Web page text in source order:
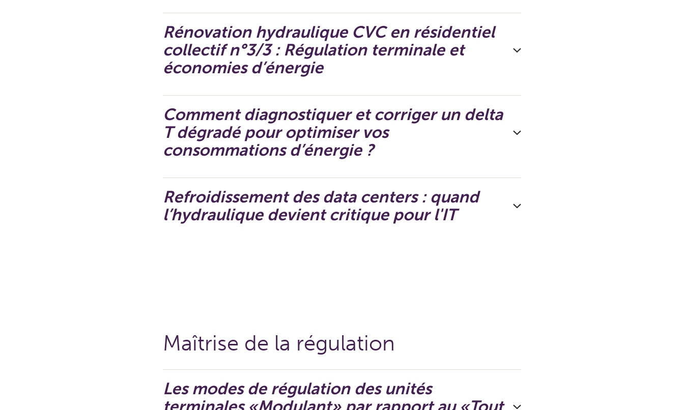
Rénovation hydraulique CVC en résidentiel
collectif n°3/3 : Régulation terminale et
économies d’énergie
Comment diagnostiquer et corriger un delta
T dégradé pour optimiser vos
consommations d’énergie ?
Refroidissement des data centers : quand
l’hydraulique devient critique pour l'IT
Maîtrise de la régulation
Les modes de régulation des unités